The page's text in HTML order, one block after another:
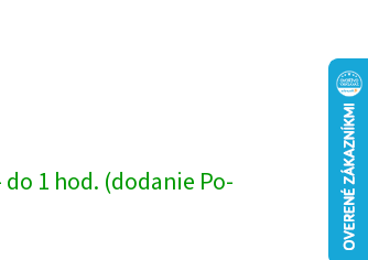
1 hod. (dodanie Po-